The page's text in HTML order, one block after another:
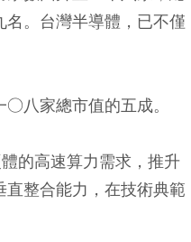
。台灣半導體，已不僅
八家總市值的五成。
的高速算力需求，推升
整合能力，在技術典範